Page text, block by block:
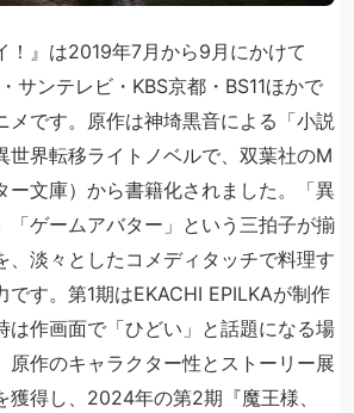
！』は2019年7月から9月にかけて
サンテレビ・KBS京都・BS11ほかで
メです。原作は神埼黒音による「小説
世界転移ライトノベルで、双葉社のM
ー文庫）から書籍化されました。「異
「ゲームアバター」という三拍子が揃
、淡々としたコメディタッチで料理す
です。第1期はEKACHI EPILKAが制作
は作画面で「ひどい」と話題になる場
原作のキャラクター性とストーリー展
獲得し、2024年の第2期『魔王様、